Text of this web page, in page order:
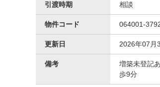
引渡時期 相談
物件コード 064001-
更新日 2026年07月
備考
増築未登記
歩9分